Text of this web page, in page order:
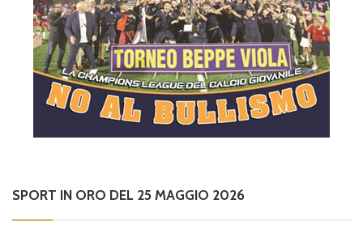
SPORT IN ORO DEL 25 MAGGIO 2026